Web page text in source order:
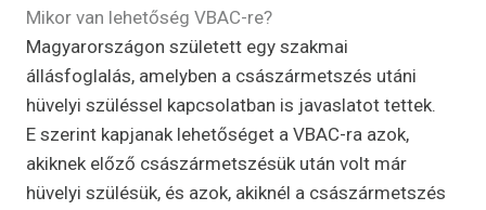
Mikor van lehetőség VBAC-re?
Magyarországon született egy szakmai
állásfoglalás, amelyben a császármetszés utáni
hüvelyi szüléssel kapcsolatban is javaslatot tettek.
E szerint kapjanak lehetőséget a VBAC-ra azok,
akiknek előző császármetszésük után volt már
hüvelyi szülésük, és azok, akiknél a császármetszés